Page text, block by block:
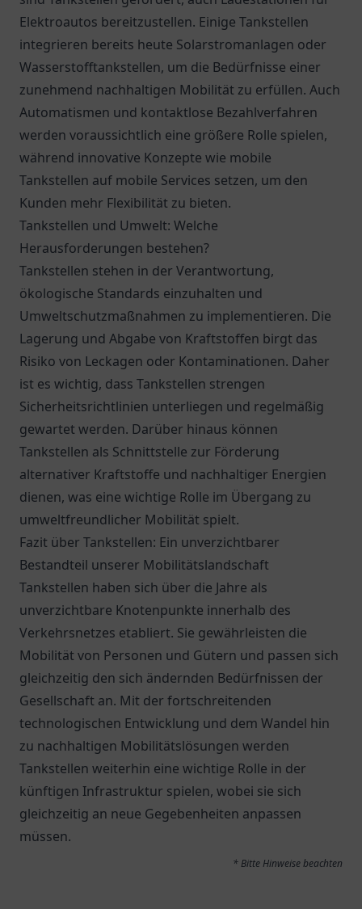
Elektroautos bereitzustellen. Einige Tankstellen
integrieren bereits heute Solarstromanlagen oder
Wasserstofftankstellen, um die Bedürfnisse einer
zunehmend nachhaltigen Mobilität zu erfüllen. Auch
Automatismen und kontaktlose Bezahlverfahren
werden voraussichtlich eine größere Rolle spielen,
während innovative Konzepte wie mobile
Tankstellen auf mobile Services setzen, um den
Kunden mehr Flexibilität zu bieten.
Tankstellen und Umwelt: Welche
Herausforderungen bestehen?
Tankstellen stehen in der Verantwortung,
ökologische Standards einzuhalten und
Umweltschutzmaßnahmen zu implementieren. Die
Lagerung und Abgabe von Kraftstoffen birgt das
Risiko von Leckagen oder Kontaminationen. Daher
ist es wichtig, dass Tankstellen strengen
Sicherheitsrichtlinien unterliegen und regelmäßig
gewartet werden. Darüber hinaus können
Tankstellen als Schnittstelle zur Förderung
alternativer Kraftstoffe und nachhaltiger Energien
dienen, was eine wichtige Rolle im Übergang zu
umweltfreundlicher Mobilität spielt.
Fazit über Tankstellen: Ein unverzichtbarer
Bestandteil unserer Mobilitätslandschaft
Tankstellen haben sich über die Jahre als
unverzichtbare Knotenpunkte innerhalb des
Verkehrsnetzes etabliert. Sie gewährleisten die
Mobilität von Personen und Gütern und passen sich
gleichzeitig den sich ändernden Bedürfnissen der
Gesellschaft an. Mit der fortschreitenden
technologischen Entwicklung und dem Wandel hin
zu nachhaltigen Mobilitätslösungen werden
Tankstellen weiterhin eine wichtige Rolle in der
künftigen Infrastruktur spielen, wobei sie sich
gleichzeitig an neue Gegebenheiten anpassen
müssen.
* Bitte Hinweise beachten